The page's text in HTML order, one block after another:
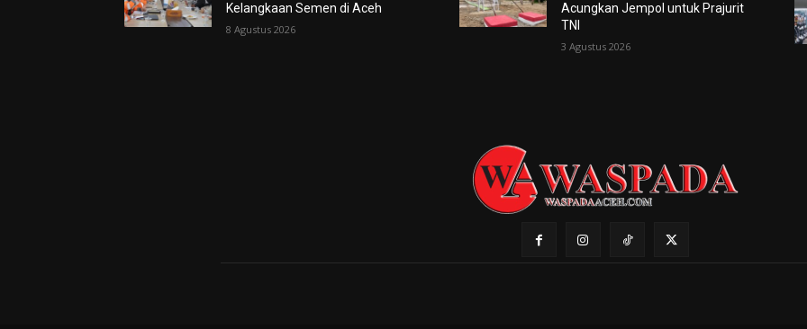
Kelangkaan Semen di Aceh
8 Agustus 2026
Acungkan Jempol untuk Prajurit
TNI
3 Agustus 2026